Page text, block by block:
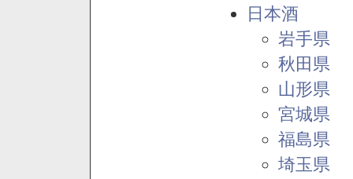
日本酒
岩手県
秋田県
山形県
宮城県
福島県
埼玉県